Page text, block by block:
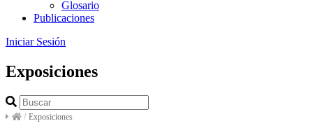
Glosario
Publicaciones
Iniciar Sesión
Exposiciones
/ Exposiciones